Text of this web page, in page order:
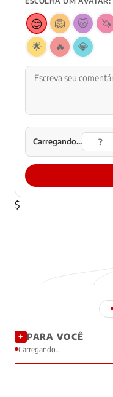
😊 🦁 🐱 🦄
🌟
🔥 💎
Carregando...
$
✦ PARA VOCÊ
Carregando...